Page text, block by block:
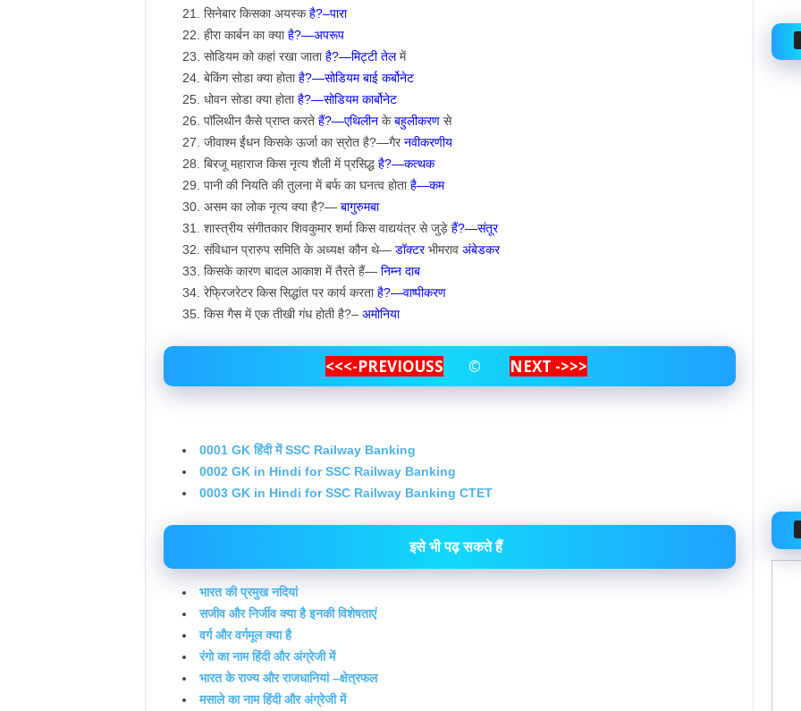
सिनेबार किसका अयस्कहै?–पारा
हीरा कार्बन का क्याहै?—अपरूप
सोडियम को कहां रखा जाताहै?—मिट्टी तेलमें
बेकिंग सोडा क्या होताहै?—सोडियम बाई कर्बोनेट
धोवन सोडा क्या होताहै?—सोडियम कार्बोनेट
पॉलिथीन कैसे प्राप्त करते हैं?—एथिलीनकेबहुलीकरणसे
जीवाश्म ईंधन किसके ऊर्जा का स्रोत है?—गैरनवीकरणीय
बिरजू महाराज किस नृत्य शैली में प्रसिद्ध है?—कत्थक
पानी की नियति की तुलना में बर्फ का घनत्व होताहै—कम
असम का लोक नृत्य क्या है?— बागुरुमबा
शास्त्रीय संगीतकार शिवकुमार शर्मा किस वाद्ययंत्र से जुड़े हैं?—संतूर
संविधान प्रारुप समिति के अध्यक्ष कौन थे— डॉक्टरभीमराव अंबेडकर
किसके कारण बादल आकाश में तैरते हैं— निम्न दाब
रेफ्रिजरेटर किस सिद्धांत पर कार्य करताहै?—वाष्पीकरण
किस गैस में एक तीखी गंध होती है?– अमोनिया
<<<-PREVIOUSS © NEXT ->>>
0001 GK हिंदी में SSC Railway Banking
0002 GK in Hindi for SSC Railway Banking
0003 GK in Hindi for SSC Railway Banking CTET
इसे भी पढ़ सकते हैं
भारत की प्रमुख नदियां
सजीव और निर्जीव क्या है इनकी विशेषताएं
वर्ग और वर्गमूल क्या है
रंगो का नाम हिंदी और अंग्रेजी में
भारत के राज्य और राजधानियां –क्षेत्रफल
मसाले का नाम हिंदी और अंग्रेजी में